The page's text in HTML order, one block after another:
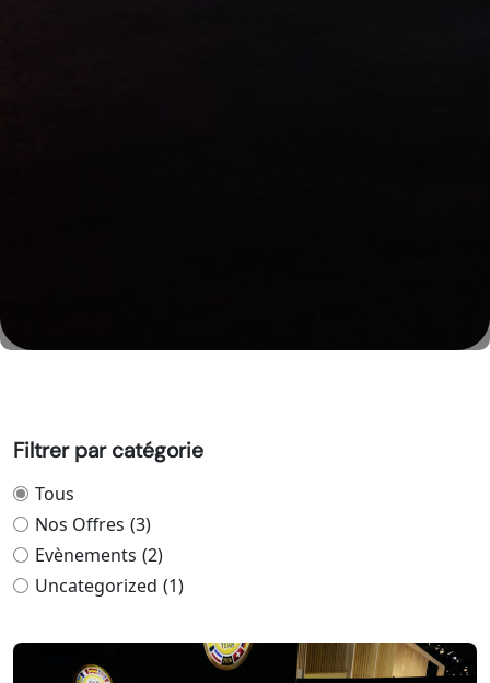
Filtrer par catégorie
Tous
Nos Offres (3)
Evènements (2)
Uncategorized (1)